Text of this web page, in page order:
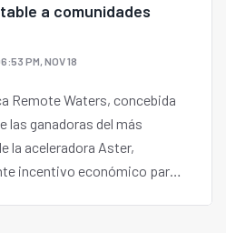
a comunidades
PM, NOV 18
Remote Waters, concebida
las ganadoras del más
la aceleradora Aster,
incentivo económico para